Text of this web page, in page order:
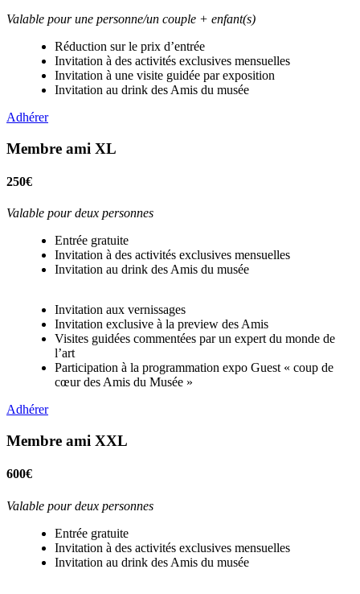
Valable pour une personne/un couple + enfant(s)
Réduction sur le prix d’entrée
Invitation à des activités exclusives mensuelles
Invitation à une visite guidée par exposition
Invitation au drink des Amis du musée
Adhérer
Membre ami XL
250€
Valable pour deux personnes
Entrée gratuite
Invitation à des activités exclusives mensuelles
Invitation au drink des Amis du musée
Invitation aux vernissages
Invitation exclusive à la preview des Amis
Visites guidées commentées par un expert du monde de
l’art
Participation à la programmation expo Guest « coup de
cœur des Amis du Musée »
Adhérer
Membre ami XXL
600€
Valable pour deux personnes
Entrée gratuite
Invitation à des activités exclusives mensuelles
Invitation au drink des Amis du musée